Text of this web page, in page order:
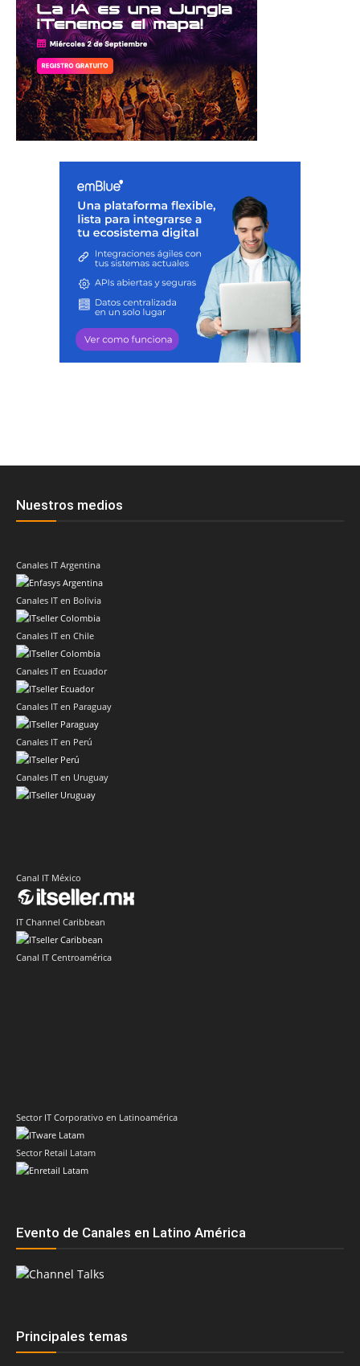
Nuestros medios
Canales IT Argentina
Canales IT en Bolivia
Canales IT en Chile
Canales IT en Ecuador
Canales IT en Paraguay
Canales IT en Perú
Canales IT en Uruguay
Canal IT México
IT Channel Caribbean
Canal IT Centroamérica
Sector IT Corporativo en Latinoamérica
Sector Retail Latam
Evento de Canales en Latino América
Principales temas